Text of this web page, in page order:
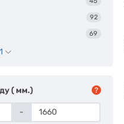
92
69
( мм.)
-